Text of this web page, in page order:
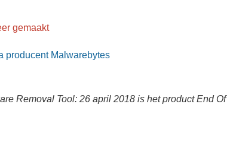
gemaakt
producent Malwarebytes
Removal Tool: 26 april 2018 is het product End Of